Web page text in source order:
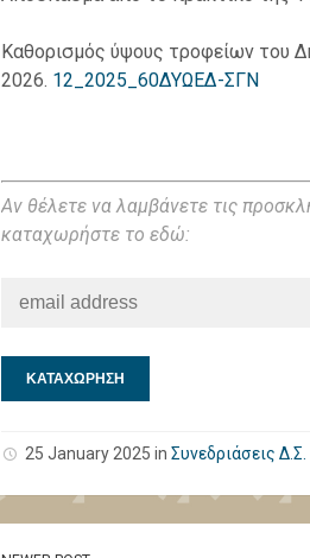
Καθορισμός ύψους τροφείων του
2026. 12_2025_60ΔΥΩΕΔ-ΣΓΝ
Αν θέλετε να λαμβάνετε τις
καταχωρήστε το εδώ:
25 January 2025 in Συνεδριάσεις Δ.Σ.